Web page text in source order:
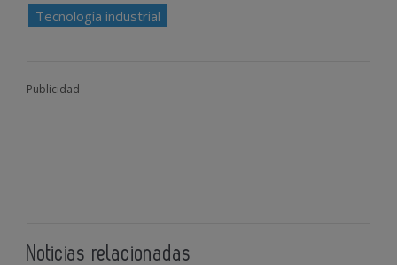
Tecnología industrial
Publicidad
Noticias relacionadas